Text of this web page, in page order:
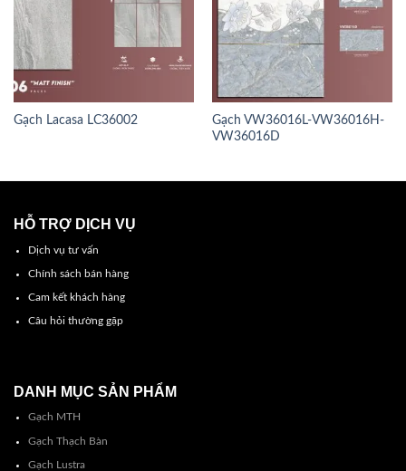
Gạch Lacasa LC36002
Gạch VW36016L-VW36016H-
VW36016D
HỖ TRỢ DỊCH VỤ
Dịch vụ tư vấn
Chính sách bán hàng
Cam kết khách hàng
Câu hỏi thường gặp
DANH MỤC SẢN PHẨM
Gạch MTH
Gạch Thạch Bàn
Gạch Lustra